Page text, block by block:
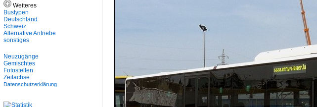
Weiteres
Bustypen
Deutschland
Schweiz
Alternative Antriebe
sonstiges
Neuzugänge
Gemischtes
Fotostellen
Zeitachse
Datenschutzerklärung